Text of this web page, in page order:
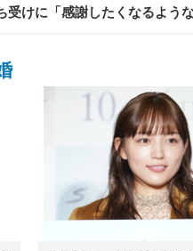
受けに「感謝したくなるよう